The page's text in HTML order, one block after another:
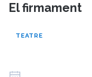
El firmament
TEATRE